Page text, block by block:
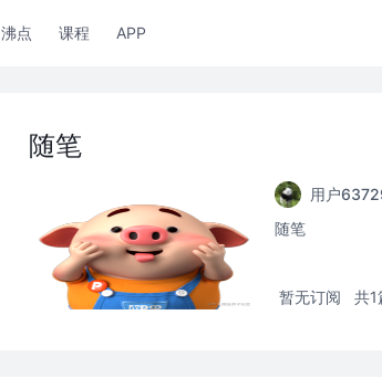
沸点 课程 APP
随笔
用户
随笔
暂无订阅 共1